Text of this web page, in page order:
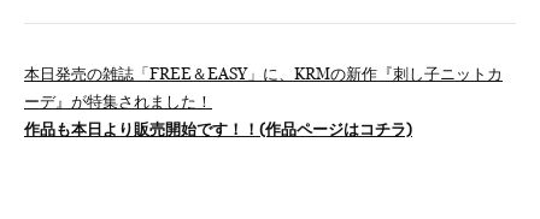
本日発売の雑誌「FREE＆EASY」に、KRMの新作『刺し子ニットカ
ーデ』が特集されました！
作品も本日より販売開始です！！(作品ページはコチラ)